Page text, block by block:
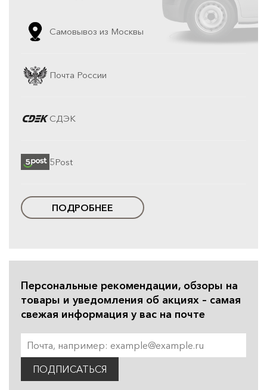
Самовывоз из Москвы
Почта России
СДЭК
5Post
ПОДРОБНЕЕ
Персональные рекомендации, обзоры на
товары и уведомления об акциях – самая
свежая информация у вас на почте
ПОДПИСАТЬСЯ